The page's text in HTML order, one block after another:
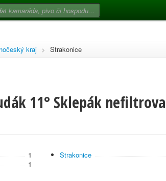
kraj > Strakonice
11° Sklepák
1
1
Strakonice